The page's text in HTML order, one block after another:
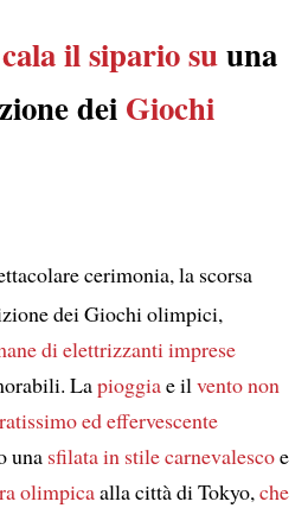
cala il sipario suuna
dei Giochi
cerimonia, la scorsa
dei Giochi olimpici,
di elettrizzanti imprese
Lapioggiae ilventonon
ed effervescente
una sfilata in stile carnevalescoe
olimpicaalla città di Tokyo,che